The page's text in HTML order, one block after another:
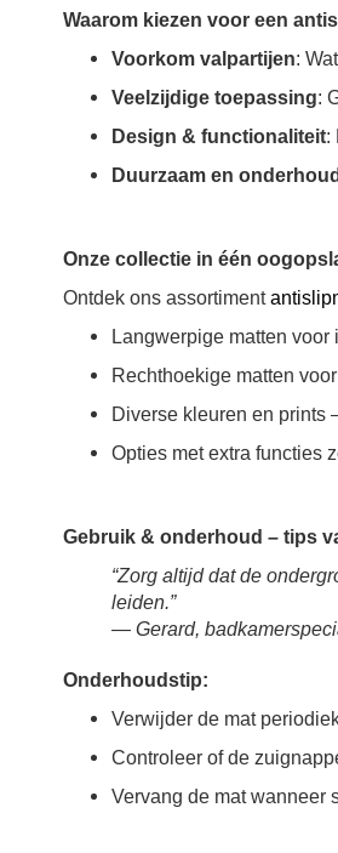
Waarom kiezen voor een
Voorkom valpartijen:
Veelzijdige toepassing:
Design & functionaliteit:
Duurzaam en
Onze collectie in één
Ontdek ons assortiment
Langwerpige matten
Rechthoekige matten
Diverse kleuren en
Opties met extra functies
Gebruik & onderhoud – tips
“Zorg altijd dat de
leiden.”
— Gerard,
Onderhoudstip:
Verwijder de mat
Controleer of de
Vervang de mat wanneer